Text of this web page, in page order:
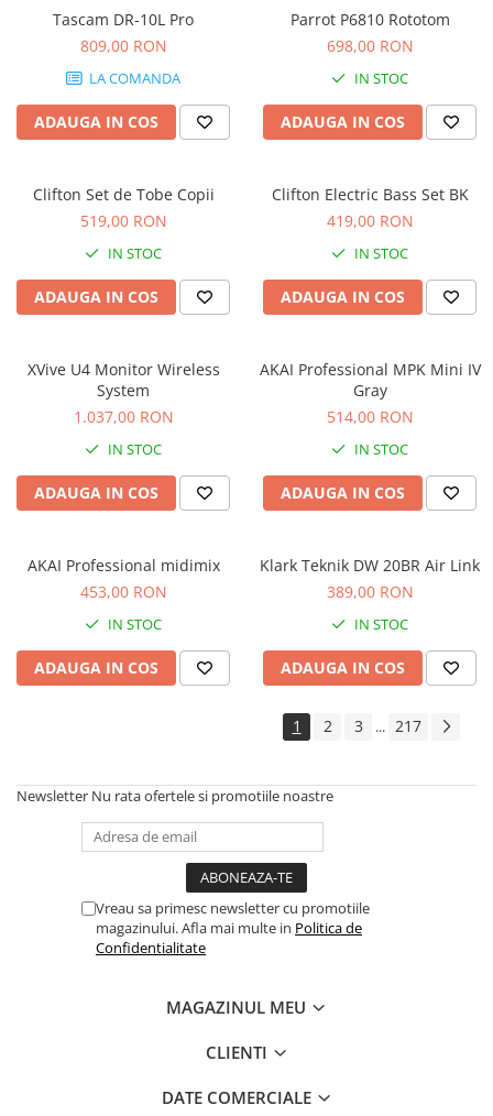
Accesorii pentru lumini
Bare Led
Cabluri de Alimentare
Case-uri de lumini
Comenzi si controllere
Efecte de lumini
Masini de fum si ceata
Mixere DMX
Moving Head-uri
Proiectoare
Scene şi Ring-uri de Dans
Stative si schela lumini
Instrumente Muzicale
Chitare si bass
Claviaturi
Instrumente de percutie
Instrumente de suflat
Instrumente si jucarii pentru copii
Instrumente traditionale
Tobe
Case-uri DJ
CD Playere DJ
Console DJ
Controllere MIDI - USB DAW
Genti pentru DJ
Samplere si controllere
Cabluri adaptoare, cabluri Y
Tascam DR-10L Pro
809,00 RON
LA COMANDA
ADAUGA IN COS
Parrot P6810 Rototom
698,00 RON
IN STOC
ADAUGA IN COS
Clifton Set de Tobe Copii
519,00 RON
IN STOC
ADAUGA IN COS
Clifton Electric Bass Set BK
419,00 RON
IN STOC
ADAUGA IN COS
XVive U4 Monitor Wireless
System
1.037,00 RON
IN STOC
ADAUGA IN COS
AKAI Professional MPK Mini IV
Gray
514,00 RON
IN STOC
ADAUGA IN COS
AKAI Professional midimix
453,00 RON
IN STOC
ADAUGA IN COS
Klark Teknik DW 20BR Air Link
389,00 RON
IN STOC
ADAUGA IN COS
1 2 3 ... 217
Newsletter Nu rata ofertele si promotiile noastre
Vreau sa primesc newsletter cu promotiile
magazinului. Afla mai multe in Politica de
Confidentialitate
MAGAZINUL MEU
CLIENTI
DATE COMERCIALE